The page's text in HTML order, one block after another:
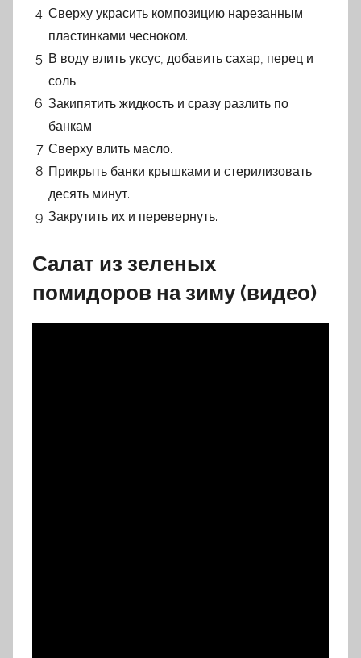
Сверху украсить композицию нарезанным
пластинками чесноком.
В воду влить уксус, добавить сахар, перец и
соль.
Закипятить жидкость и сразу разлить по
банкам.
Сверху влить масло.
Прикрыть банки крышками и стерилизовать
десять минут.
Закрутить их и перевернуть.
Салат из зеленых
помидоров на зиму (видео)